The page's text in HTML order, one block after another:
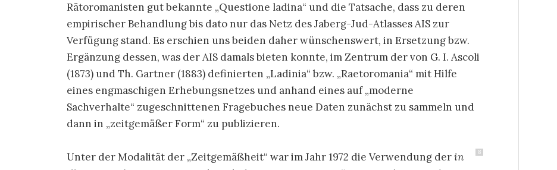
Rätoromanisten gut bekannte „Questione ladina“ und die Tatsache, dass zu deren
empirischer Behandlung bis dato nur das Netz des Jaberg-Jud-Atlasses AIS zur
Verfügung stand. Es erschien uns beiden daher wünschenswert, in Ersetzung bzw.
Ergänzung dessen, was der AIS damals bieten konnte, im Zentrum der von G. I. Ascoli
(1873) und Th. Gartner (1883) definierten „Ladinia“ bzw. „Raetoromania“ mit Hilfe
eines engmaschigen Erhebungsnetzes und anhand eines auf „moderne
Sachverhalte“ zugeschnittenen Fragebuches neue Daten zunächst zu sammeln und
dann in „zeitgemäßer Form“ zu publizieren.
8
Unter der Modalität der „Zeitgemäßheit“ war im Jahr 1972 die Verwendung derin